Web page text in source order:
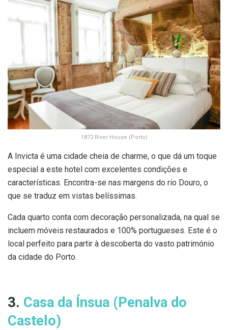
1872 River House (Porto)
A Invicta é uma cidade cheia de charme, o que dá um toque
especial a este hotel com excelentes condições e
características. Encontra-se nas margens do rio Douro, o
que se traduz em vistas belíssimas.
Cada quarto conta com decoração personalizada, na qual se
incluem móveis restaurados e 100% portugueses. Este é o
local perfeito para partir à descoberta do vasto património
da cidade do Porto.
3. Casa da Ínsua (Penalva do
Castelo)